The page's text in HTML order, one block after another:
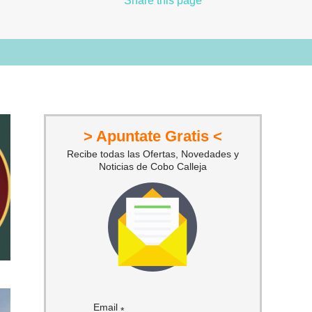
> Apuntate Gratis <
Recibe todas las Ofertas, Novedades y
Noticias de Cobo Calleja
Email